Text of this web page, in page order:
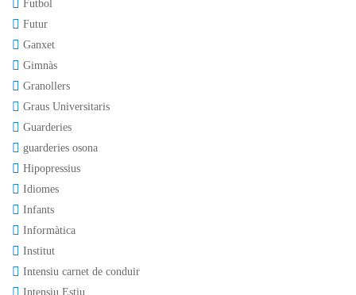
Futbol
Futur
Ganxet
Gimnàs
Granollers
Graus Universitaris
Guarderies
guarderies osona
Hipopressius
Idiomes
Infants
Informàtica
Institut
Intensiu carnet de conduir
Intensiu Estiu